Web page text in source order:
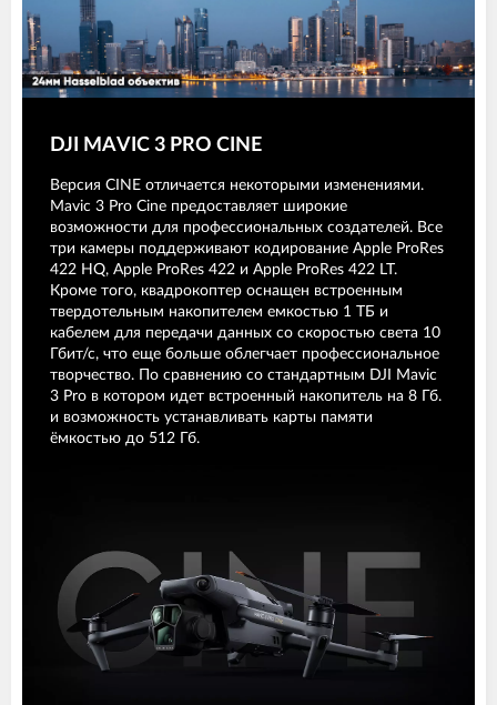
DJI MAVIC 3 PRO CINE
Версия CINE отличается некоторыми изменениями.
Mavic 3 Pro Cine предоставляет широкие
возможности для профессиональных создателей. Все
три камеры поддерживают кодирование Apple ProRes
422 HQ, Apple ProRes 422 и Apple ProRes 422 LT.
Кроме того, квадрокоптер оснащен встроенным
твердотельным накопителем емкостью 1 ТБ и
кабелем для передачи данных со скоростью света 10
Гбит/с, что еще больше облегчает профессиональное
творчество. По сравнению со стандартным DJI Mavic
3 Pro в котором идет встроенный накопитель на 8 Гб.
и возможность устанавливать карты памяти
ёмкостью до 512 Гб.